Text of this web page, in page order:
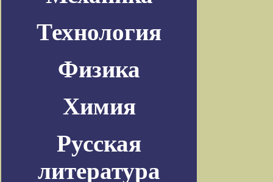
Технология
Физика
Химия
Русская
литература